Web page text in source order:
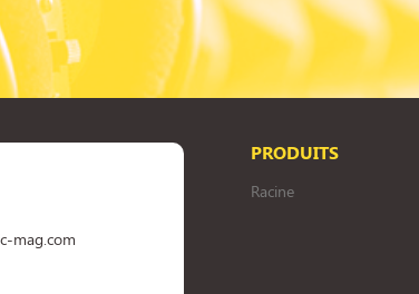
mag.com
PRODUITS
Racine